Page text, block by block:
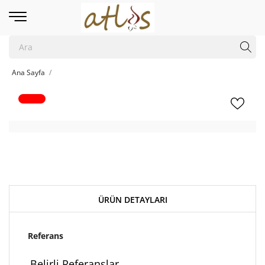
Ana Sayfa
ÜRÜN DETAYLARI
Referans